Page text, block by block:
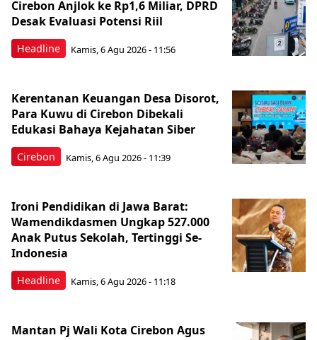
Headline
Cirebon Anjlok ke Rp1,6 Miliar, DPRD
Desak Evaluasi Potensi Riil
Kamis, 6 Agu 2026 - 11:56
Cirebon
Kerentanan Keuangan Desa Disorot,
Para Kuwu di Cirebon Dibekali
Edukasi Bahaya Kejahatan Siber
Kamis, 6 Agu 2026 - 11:39
Headline
Ironi Pendidikan di Jawa Barat:
Wamendikdasmen Ungkap 527.000
Anak Putus Sekolah, Tertinggi Se-
Indonesia
Kamis, 6 Agu 2026 - 11:18
Mantan Pj Wali Kota Cirebon Agus